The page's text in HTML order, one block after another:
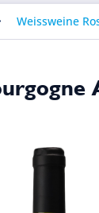
Weissweine